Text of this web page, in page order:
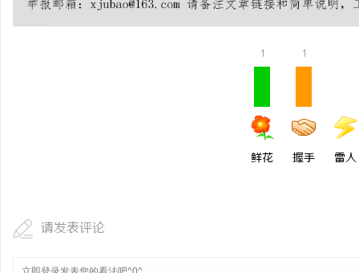
1
鲜花
1
握手 雷人
请发表评论